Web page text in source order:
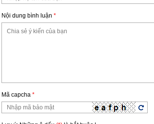
Nội dung bình luận *
Mã capcha *